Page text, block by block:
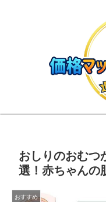
おしりのおむつ
選！赤ちゃんの
おすすめ